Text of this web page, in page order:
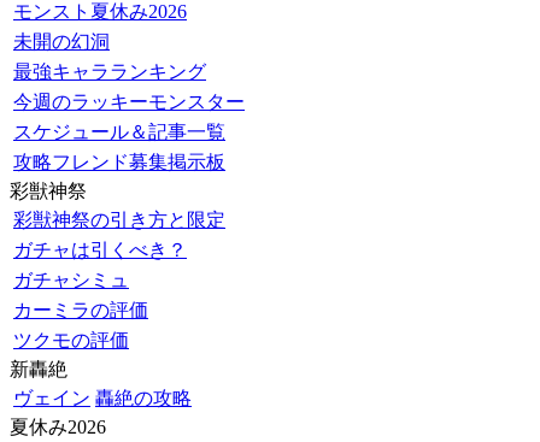
モンスト夏休み2026
未開の幻洞
最強キャラランキング
今週のラッキーモンスター
スケジュール＆記事一覧
攻略フレンド募集掲示板
彩獣神祭
彩獣神祭の引き方と限定
ガチャは引くべき？
ガチャシミュ
カーミラの評価
ツクモの評価
新轟絶
ヴェイン 轟絶の攻略
夏休み2026